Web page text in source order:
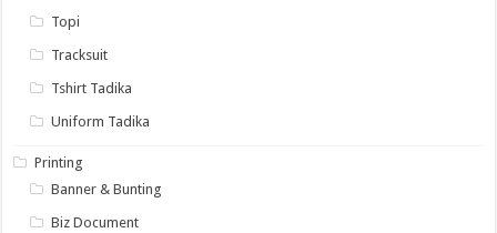
Topi
Tracksuit
Tshirt Tadika
Uniform Tadika
Printing
Banner & Bunting
Biz Document